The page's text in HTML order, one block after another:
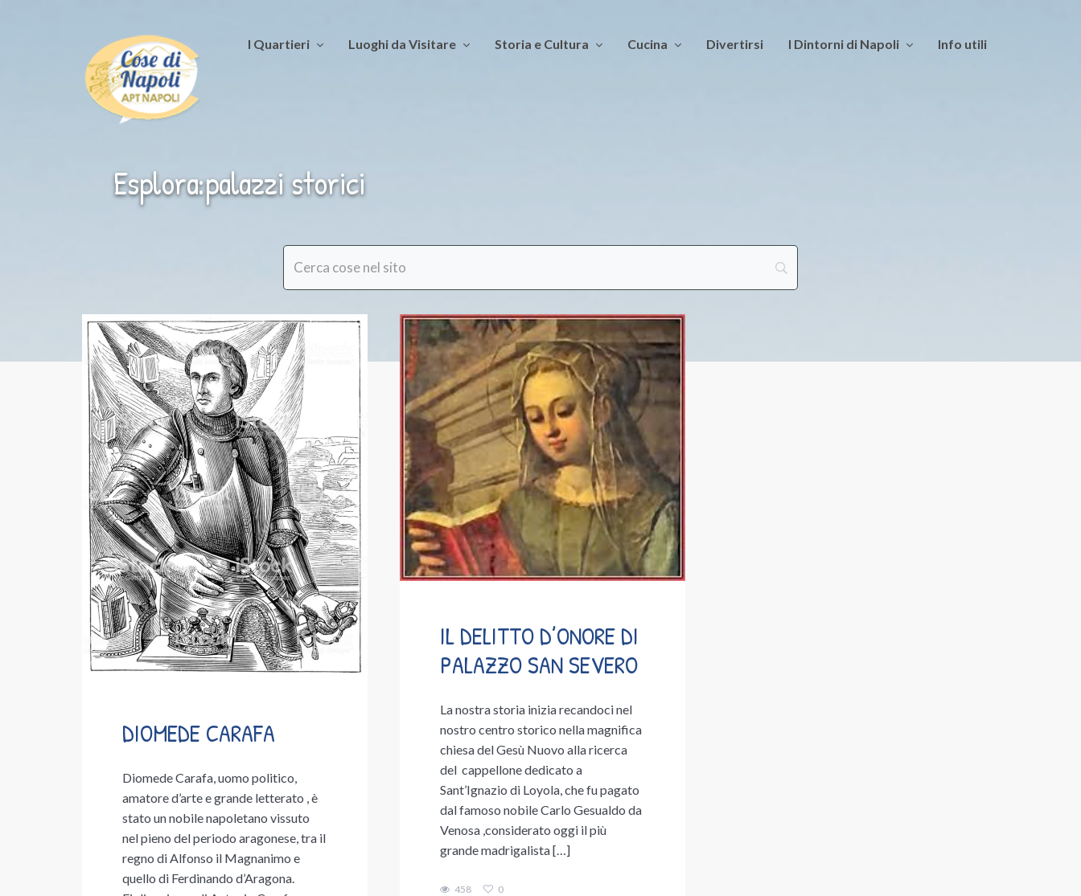
I Quartieri Luoghi da Visitare Storia e Cultura Cucina Divertirsi I Dintorni di Napoli Info utili
Esplora:palazzi storici
DIOMEDE CARAFA
Diomede Carafa, uomo politico,
amatore d’arte e grande letterato , è
stato un nobile napoletano vissuto
nel pieno del periodo aragonese, tra il
regno di Alfonso il Magnanimo e
quello di Ferdinando d’Aragona.
IL DELITTO D’ONORE DI
PALAZZO SAN SEVERO
La nostra storia inizia recandoci nel
nostro centro storico nella magnifica
chiesa del Gesù Nuovo alla ricerca
del cappellone dedicato a
Sant’Ignazio di Loyola, che fu pagato
dal famoso nobile Carlo Gesualdo da
Venosa ,considerato oggi il più
grande madrigalista […]
458 0